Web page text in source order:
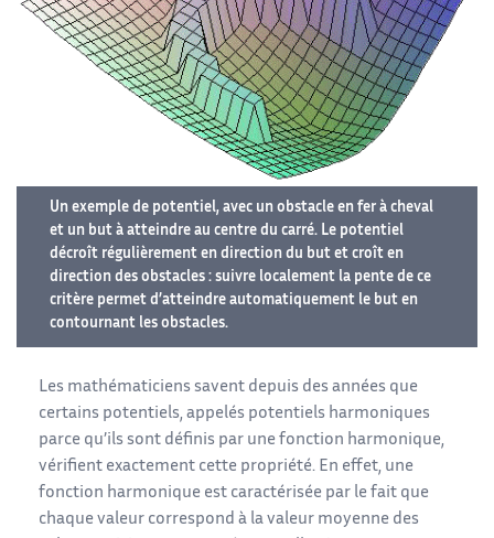
Un exemple de potentiel, avec un obstacle en fer à cheval
et un but à atteindre au centre du carré. Le potentiel
décroît régulièrement en direction du but et croît en
direction des obstacles : suivre localement la pente de ce
critère permet d’atteindre automatiquement le but en
contournant les obstacles.
Les mathématiciens savent depuis des années que
certains potentiels, appelés potentiels harmoniques
parce qu’ils sont définis par une fonction harmonique,
vérifient exactement cette propriété. En effet, une
fonction harmonique est caractérisée par le fait que
chaque valeur correspond à la valeur moyenne des